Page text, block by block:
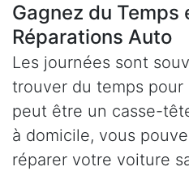
Gagnez du Temps
Réparations Auto
Les journées sont
trouver du temps pour
peut être un casse-
à domicile, vous
réparer votre voiture